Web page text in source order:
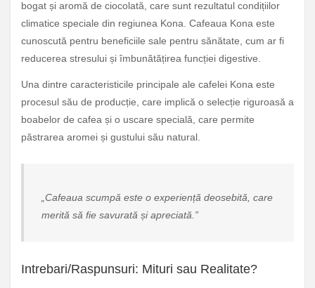
bogat și aromă de ciocolată, care sunt rezultatul condițiilor
climatice speciale din regiunea Kona. Cafeaua Kona este
cunoscută pentru beneficiile sale pentru sănătate, cum ar fi
reducerea stresului și îmbunătățirea funcției digestive.
Una dintre caracteristicile principale ale cafelei Kona este
procesul său de producție, care implică o selecție riguroasă a
boabelor de cafea și o uscare specială, care permite
păstrarea aromei și gustului său natural.
„Cafeaua scumpă este o experiență deosebită, care
merită să fie savurată și apreciată.”
Intrebari/Raspunsuri: Mituri sau Realitate?